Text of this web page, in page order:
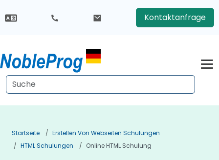
Kontaktanfrage
Startseite
Erstellen Von Webseiten Schulungen
HTML Schulungen
Online HTML Schulung